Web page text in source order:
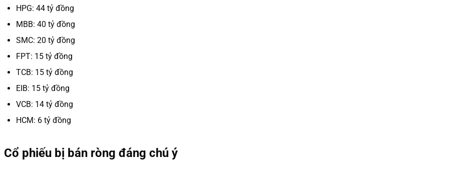
HPG: 44 tỷ đồng
MBB: 40 tỷ đồng
SMC: 20 tỷ đồng
FPT: 15 tỷ đồng
TCB: 15 tỷ đồng
EIB: 15 tỷ đồng
VCB: 14 tỷ đồng
HCM: 6 tỷ đồng
Cổ phiếu bị bán ròng đáng chú ý